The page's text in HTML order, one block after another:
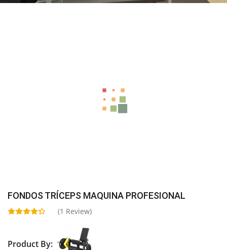
FONDOS TRÍCEPS MAQUINA PROFESIONAL
(1 Review)
Product By: